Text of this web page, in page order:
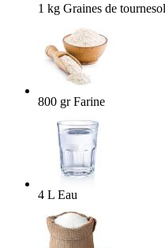
1 kg Graines de tournesol
800 gr Farine
4 L Eau